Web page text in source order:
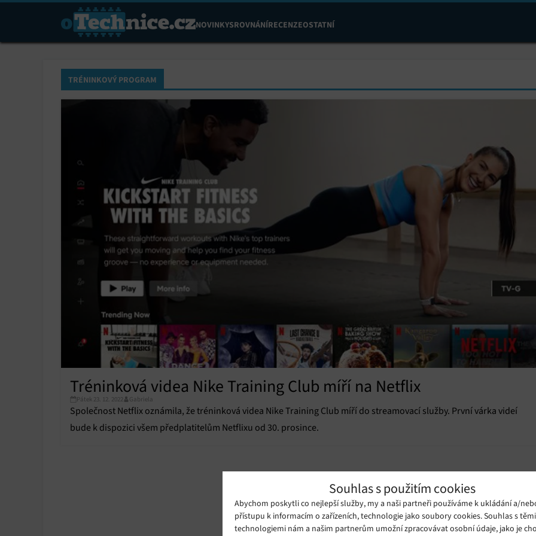
Souhlas s použitím cookies
Abychom poskytli co nejlepší služby, my a naši partneři používáme k ukládání a/
přístupu k informacím o zařízeních, technologie jako soubory cookies. Souhlas s
technologiemi nám a našim partnerům umožní zpracovávat osobní údaje, jako je
NOVINKYSROVNÁNÍRECENZEOSTATNÍ
TRÉNINKOVÝ PROGRAM
Tréninková videa Nike Training Club míří na Netflix
Pátek 23. 12. 2022 Gabriela
Společnost Netflix oznámila, že tréninková videa Nike Training Club míří do streamovací služby. První várka videí
bude k dispozici všem předplatitelům Netflixu od 30. prosince.